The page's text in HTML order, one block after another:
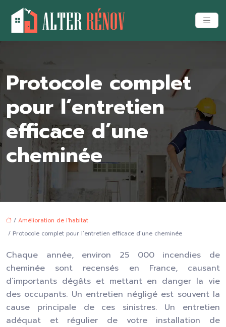
Protocole complet
pour l’entretien
efficace d’une
cheminée
/ Amélioration de l'habitat
/ Protocole complet pour l’entretien efficace d’une cheminée
Chaque année, environ 25 000 incendies de
cheminée sont recensés en France, causant
d’importants dégâts et mettant en danger la vie
des occupants. Un entretien négligé est souvent la
cause principale de ces sinistres. Un entretien
adéquat et régulier de votre installation de